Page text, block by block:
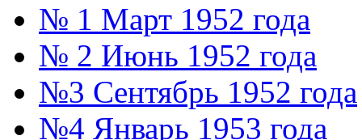
№ 1 Март 1952 года
№ 2 Июнь 1952 года
№3 Сентябрь 1952 года
№4 Январь 1953 года